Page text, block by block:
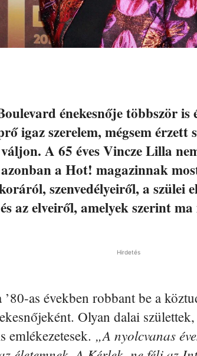
énekesnője többször is
igaz szerelem, mégsem érzett
A 65 éves Vincze Lilla
a Hot! magazinnak
szenvedélyeiről, a szülei
az elveiről, amelyek szerint ma
Hirdetés
’80-as években robbant be a
Olyan dalai
emlékezetesek. „A nyolcvanas